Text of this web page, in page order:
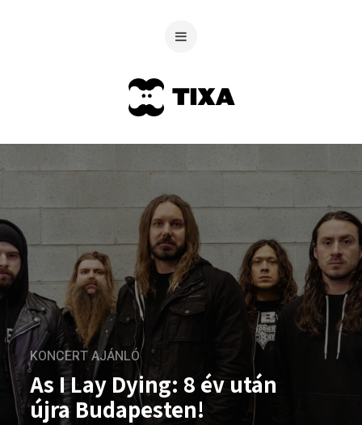
KONCERT AJÁNLÓ
As I Lay Dying: 8 év után
újra Budapesten!